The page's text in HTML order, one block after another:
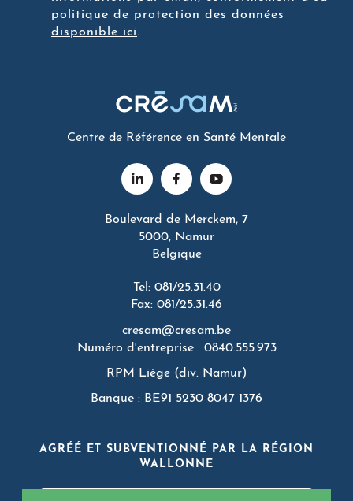
politique de protection des données
disponible ici.
Centre de Référence en Santé Mentale
Boulevard de Merckem, 7
5000, Namur
Belgique
Tel: 081/25.31.40
Fax: 081/25.31.46
cresam@cresam.be
Numéro d'entreprise : 0840.555.973
RPM Liège (div. Namur)
Banque : BE91 5230 8047 1376
AGRÉÉ ET SUBVENTIONNÉ PAR LA RÉGION
WALLONNE